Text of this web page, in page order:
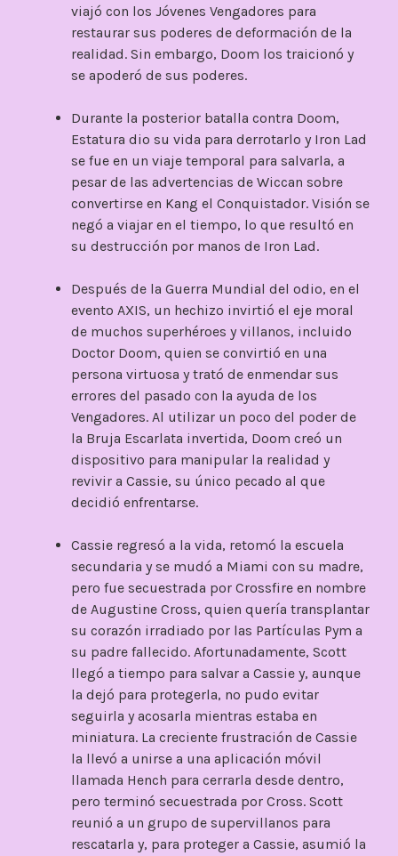
viajó con los Jóvenes Vengadores para
restaurar sus poderes de deformación de la
realidad. Sin embargo, Doom los traicionó y
se apoderó de sus poderes.
Durante la posterior batalla contra Doom,
Estatura dio su vida para derrotarlo y Iron Lad
se fue en un viaje temporal para salvarla, a
pesar de las advertencias de Wiccan sobre
convertirse en Kang el Conquistador. Visión se
negó a viajar en el tiempo, lo que resultó en
su destrucción por manos de Iron Lad.
Después de la Guerra Mundial del odio, en el
evento AXIS, un hechizo invirtió el eje moral
de muchos superhéroes y villanos, incluido
Doctor Doom, quien se convirtió en una
persona virtuosa y trató de enmendar sus
errores del pasado con la ayuda de los
Vengadores. Al utilizar un poco del poder de
la Bruja Escarlata invertida, Doom creó un
dispositivo para manipular la realidad y
revivir a Cassie, su único pecado al que
decidió enfrentarse.
Cassie regresó a la vida, retomó la escuela
secundaria y se mudó a Miami con su madre,
pero fue secuestrada por Crossfire en nombre
de Augustine Cross, quien quería transplantar
su corazón irradiado por las Partículas Pym a
su padre fallecido. Afortunadamente, Scott
llegó a tiempo para salvar a Cassie y, aunque
la dejó para protegerla, no pudo evitar
seguirla y acosarla mientras estaba en
miniatura. La creciente frustración de Cassie
la llevó a unirse a una aplicación móvil
llamada Hench para cerrarla desde dentro,
pero terminó secuestrada por Cross. Scott
reunió a un grupo de supervillanos para
rescatarla y, para proteger a Cassie, asumió la